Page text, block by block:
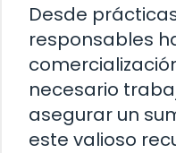
Desde
responsables
necesario
asegurar un
este valioso